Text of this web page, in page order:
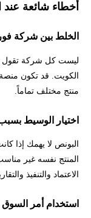
أخطاء شائعة
الخلط بين شركة
ليست كل شركة تقول
الكويت. قد تكون منصة
منتج مختلف تماماً.
اختيار الوسيط
البونص لا يهمك إذا
المنتج نفسه غير
الاعتماد والتنفيذ
استخدام أمر